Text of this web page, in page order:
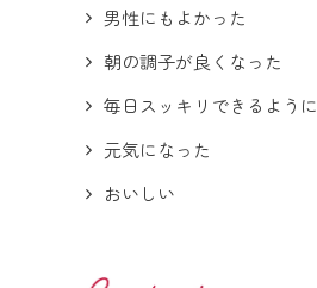
男性にもよかった
朝の調子が良くなった
毎日スッキリできるように
元気になった
おいしい